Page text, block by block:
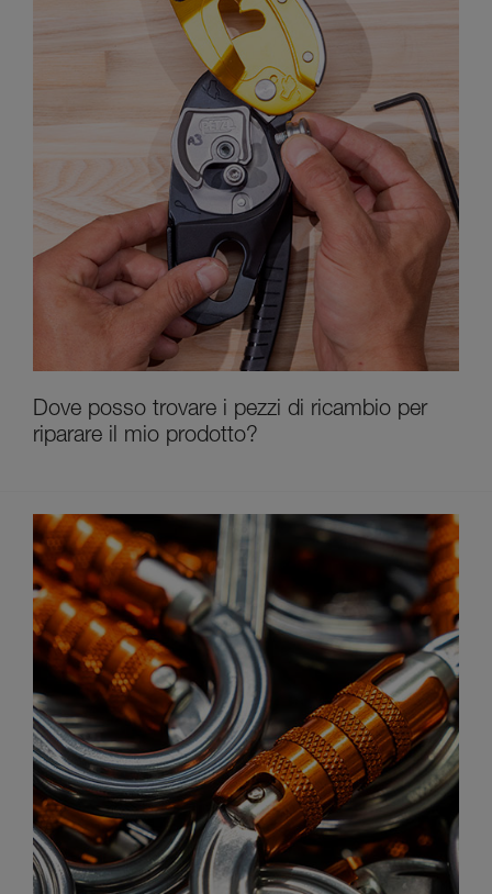
Dove posso trovare i pezzi di ricambio per
riparare il mio prodotto?